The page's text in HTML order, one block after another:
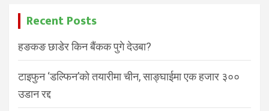
Recent Posts
हङकङ छाडेर किन बैंकक पुगे देउबा?
टाइफुन ‘डल्फिन’को तयारीमा चीन, साङ्घाईमा एक हजार ३००
उडान रद्द